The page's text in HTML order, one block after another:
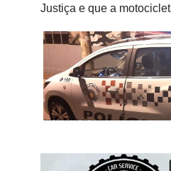
Justiça e que a